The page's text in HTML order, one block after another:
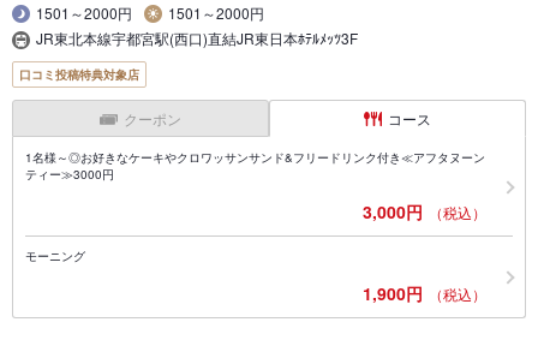
1501～2000円
1501～2000円
JR東北本線宇都宮駅(西口)直結JR東日本ﾎﾃﾙﾒｯﾂ3F
口コミ投稿特典対象店
クーポン コース
1名様～◎お好きなケーキやクロワッサンサンド&フリードリンク付き≪アフタヌーン
ティー≫3000円
3,000円 （税込）
モーニング
1,900円 （税込）